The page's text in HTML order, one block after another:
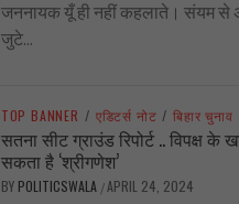
जननायक यूँ ही नहीं कहलाते। संयम से
जुटे...
TOP BANNER / एडिटर्स नोट / बिहार चुनाव
सतना सीट ग्राउंड रिपोर्ट .. विपक्ष के
सकता है ‘श्रीगणेश’
BY POLITICSWALA /APRIL 24, 2024